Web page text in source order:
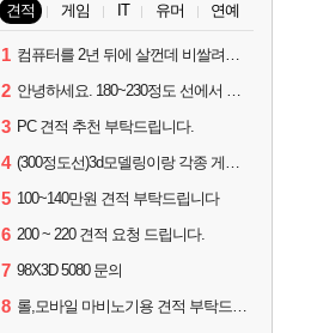
견적 게임 IT 유머 연예
1 컴퓨터를 2년 뒤에 살껀데 비쌀려나요...?
2 안녕하세요. 180~230정도 선에서 잡고싶습니다.
3 PC 견적 추천 부탁드립니다.
4 (300정도선)3d모델링이랑 각종 게임을 하는데 견적부탁드립니다!300정도선
5 100~140만원 견적 부탁드립니다
6 200 ~ 220 견적 요청 드립니다.
7 98X3D 5080 문의
8 롤,모바일 마비노기용 견적 부탁드립니다(예산150으로 수정)